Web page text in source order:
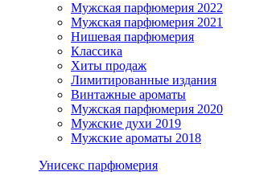
Мужская парфюмерия 2022
Мужская парфюмерия 2021
Нишевая парфюмерия
Классика
Хиты продаж
Лимитированные издания
Винтажные ароматы
Мужская парфюмерия 2020
Мужские духи 2019
Мужские ароматы 2018
Унисекс парфюмерия